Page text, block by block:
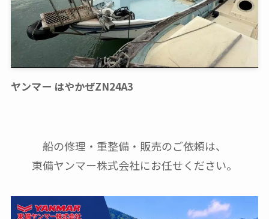
ヤンマー はやかぜZN24A3
船の修理・重整備・販売のご依頼は、
東備ヤンマー株式会社にお任せください。